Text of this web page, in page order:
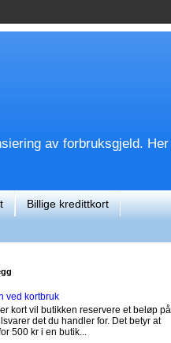
av forbruksgjeld. Her
Billige kredittkort
ved kortbruk
kort vil butikken reservere et beløp på
det du handler for. Det betyr at
500 kr i en butik...